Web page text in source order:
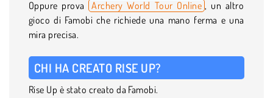
Oppure prova Archery World Tour Online , un altro
gioco di Famobi che richiede una mano ferma e una
mira precisa.
CHI HA CREATO RISE UP?
Rise Up è stato creato da Famobi.